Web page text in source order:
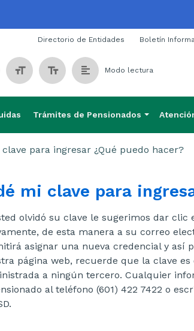
Directorio de Entidades Boletín
Modo lectura
Trámites de Pensionados
para ingresar ¿Qué puedo hacer?
mi clave para
olvidó su clave le sugerimos dar clic
de esta manera a su correo
asignar una nueva credencial y así
página web, recuerde que la clave
a ningún tercero. Cualquier
al teléfono (601) 422 7422 o